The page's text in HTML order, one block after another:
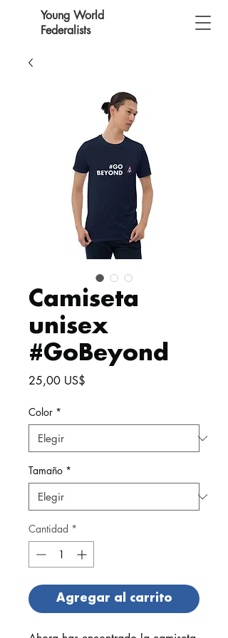
Young World
Federalists
Camiseta
unisex
#GoBeyond
25,00 US$
Color *
Tamaño *
Cantidad *
Agregar al carrito